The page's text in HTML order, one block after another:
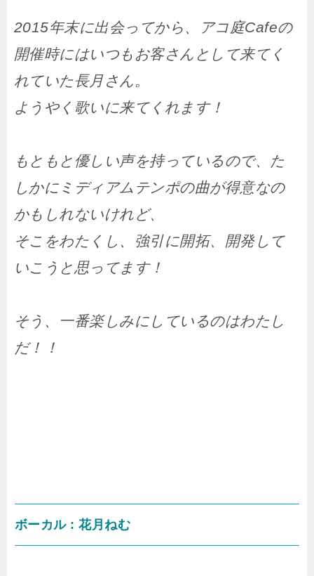
2015年末に出会ってから、アコ庭Cafeの
開催時にはいつもお客さんとして来てく
れていた長月さん。
ようやく歌いに来てくれます！
もともと優しい声を持っているので、た
しかにミディアムテンポの曲が得意なの
かもしれないけれど、
そこをわたくし、強引に開拓、開発して
いこうと思ってます！
そう、一番楽しみにしているのはわたし
だ！！
ボーカル : 花月ねむ